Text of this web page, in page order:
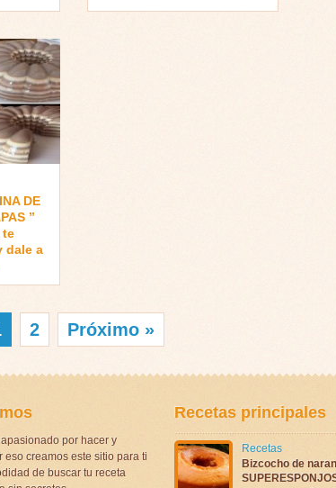
DE
”
te
dale a
2 Próximo »
por hacer y
eso creamos este sitio para ti
de buscar tu receta
Recetas principales
Recetas
Bizcocho de